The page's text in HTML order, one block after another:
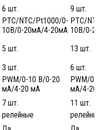
6 шт.
PTC/NTC/Pt1000/0-
10В/0-20мА/4-20мА
9 шт.
PTC/
10В/0-
5 шт. 13 шт.
3 шт.
PWM/0-10 В/0-20
мА/4-20 мА
6 шт.
PWM/
мА/4-20
7 шт.
релейные
11 шт.